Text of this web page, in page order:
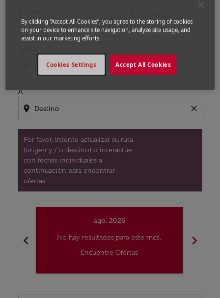
vuelo desde Nairobi a Lomé
A
location_on close
Por favor, intente actualizar su ruta
(origen y / o destino) o interactúe
con fechas individuales a
continuación para encontrar
ofertas.
chevron_left
ago. 2026
No hay resultados para este mes.
Encuentre Ofertas
chevron_right
By clicking “Accept All Cookies”, you agree to the storing of cookies
on your device to enhance site navigation, analyze site usage, and
assist in our marketing efforts.
Accept All Cookies
Cookies Settings